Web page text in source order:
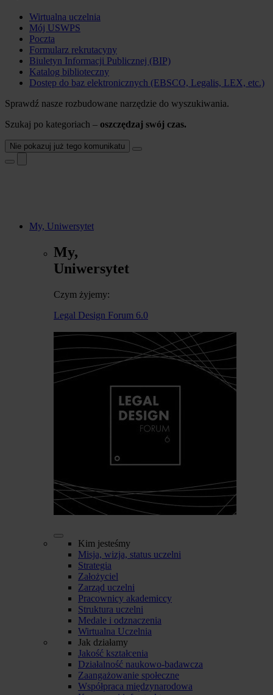
Wirtualna uczelnia
Mój USWPS
Poczta
Formularz rekrutacyny
Biuletyn Informacji Publicznej (BIP)
Katalog biblioteczny
Dostęp do baz elektronicznych (EBSCO, Legalis, LEX, etc.)
Sprawdź nasze rozbudowane narzędzie do wyszukiwania.
Szukaj po kategoriach – oszczędzaj swój czas.
Nie pokazuj już tego komunikatu
My, Uniwersytet
My,
Uniwersytet
Czym żyjemy:
Legal Design Forum 6.0
Kim jesteśmy
Misja, wizja, status uczelni
Strategia
Założyciel
Zarząd uczelni
Pracownicy akademiccy
Struktura uczelni
Medale i odznaczenia
Wirtualna Uczelnia
Jak działamy
Jakość kształcenia
Działalność naukowo-badawcza
Zaangażowanie społeczne
Współpraca międzynarodowa